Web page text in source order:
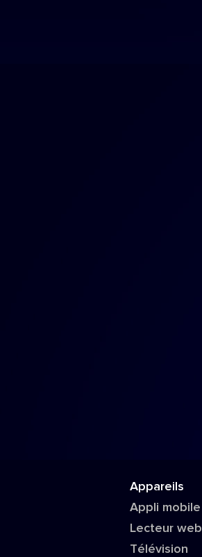
Appareils
Appli mobile
Lecteur web
Télévision